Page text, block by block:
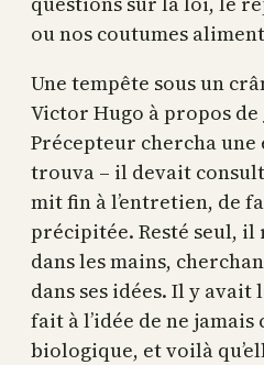
ou nos coutumes
Une tempête sous un
Victor Hugo à propos de
Précepteur chercha
trouva – il devait
mit fin à l’entretien, de
précipitée. Resté seul, il
dans les mains,
dans ses idées. Il y avait
fait à l’idée de ne
biologique, et voilà